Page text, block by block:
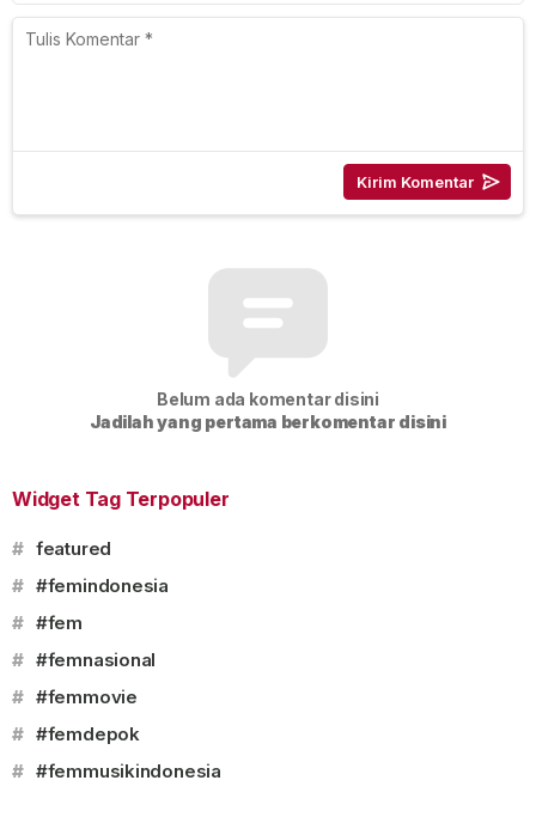
Belum ada komentar disini
Jadilah yang pertama berkomentar disini
Widget Tag Terpopuler
# featured
# #femindonesia
# #fem
# #femnasional
# #femmovie
# #femdepok
# #femmusikindonesia